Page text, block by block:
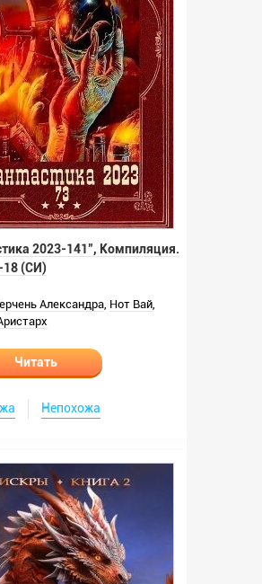
2023-141", Компиляция.
18 (СИ)
Александра, Нот Вай,
Читать
Непохожа